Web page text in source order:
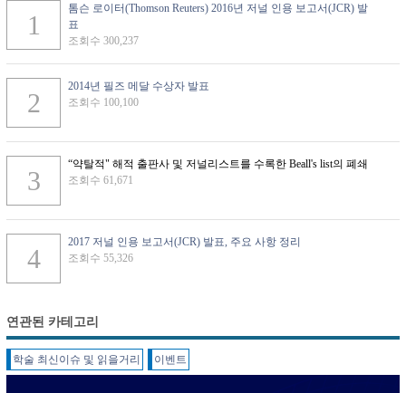
톰슨 로이터(Thomson Reuters) 2016년 저널 인용 보고서(JCR) 발
표
조회수 300,237
2014년 필즈 메달 수상자 발표
조회수 100,100
“약탈적" 해적 출판사 및 저널리스트를 수록한 Beall's list의 폐쇄
조회수 61,671
2017 저널 인용 보고서(JCR) 발표, 주요 사항 정리
조회수 55,326
연관된 카테고리
학술 최신이슈 및 읽을거리 이벤트